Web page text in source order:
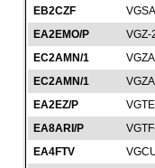
EB2CZF
EA2EMO/P
VGZ-
EC2AMN/1
EC2AMN/1
EA2EZ/P
EA8ARI/P
EA4FTV